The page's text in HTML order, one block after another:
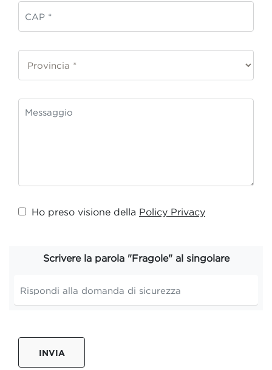
Ho preso visione della Policy Privacy
Scrivere la parola "Fragole" al singolare
INVIA